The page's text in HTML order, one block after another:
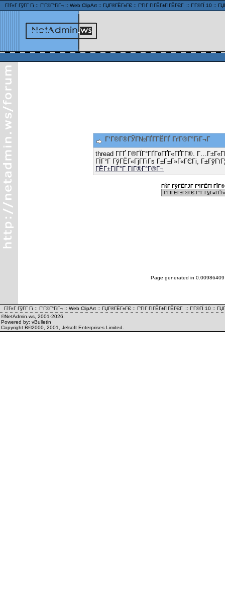
ГѓГ«Г ГўГ­Г Гї :: Г”Г®Г°ГіГ¬ :: Web ClipArt :: ГЏГ®ГЁГ±ГЄ :: Г‘ГІГ ГІГЁГ±ГІГЁГЄГ :: Г’Г®ГЇ 10 ::
Г‘Г®Г®ГЎГ№ГҐГ­ГЁГҐ ГґГ®Г°ГіГ¬Г
thread Г­ГҐ Г®ГЇГ°ГҐГ¤ГҐГ«ГҐГ­Г®.
ГЇГ°Г ГўГЁГ«ГјГ­ГіГѕ Г±Г±Г»Г«ГЄГі,
ГЁГ±ГІГ°Г ГІГ®Г°Г®Г¬
ГЌГ ГўГЁГЈГ Г¶ГЁГї ГЇГ®
Page generated in
ГѓГ«Г ГўГ­Г Гї :: Г”Г®Г°ГіГ¬ :: Web ClipArt :: ГЏГ®ГЁГ±ГЄ :: Г‘ГІГ ГІГЁГ±ГІГЁГЄГ :: Г’Г®ГЇ 10 ::
©NetAdmin.ws, 2001-2026.
Powered by: vBulletin
Copyright В©2000, 2001, Jelsoft Enterprises Limited.